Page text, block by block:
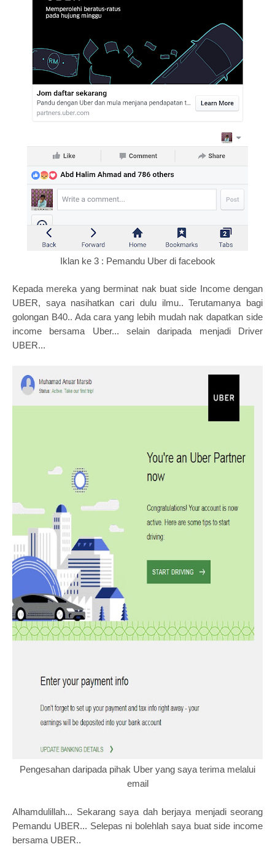
Iklan ke 3 : Pemandu Uber di facebook
Kepada mereka yang berminat nak buat side Income dengan
UBER, saya nasihatkan cari dulu ilmu.. Terutamanya bagi
golongan B40.. Ada cara yang lebih mudah nak dapatkan side
income bersama Uber... selain daripada menjadi Driver
UBER...
Pengesahan daripada pihak Uber yang saya terima melalui
email
Alhamdulillah... Sekarang saya dah berjaya menjadi seorang
Pemandu UBER... Selepas ni bolehlah saya buat side income
bersama UBER..